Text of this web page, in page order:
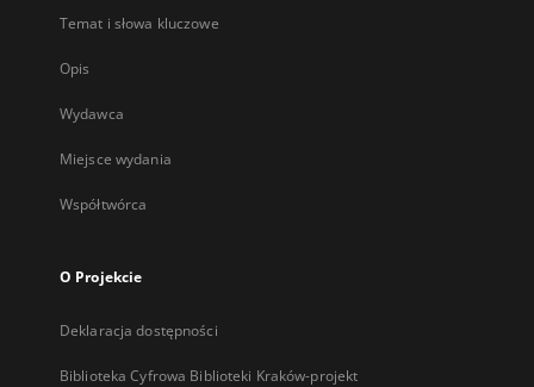
Temat i słowa kluczowe
Opis
Wydawca
Miejsce wydania
Współtwórca
O Projekcie
Deklaracja dostępności
Biblioteka Cyfrowa Biblioteki Kraków-projekt